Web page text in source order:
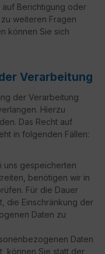
Berichtigung oder
weiteren Fragen
können Sie sich
Verarbeitung
der Verarbeitung
Hierzu
Das Recht auf
in folgenden Fällen:
uns gespeicherten
benötigen wir in
Für die Dauer
die Einschränkung der
Daten zu
Daten
können Sie statt der